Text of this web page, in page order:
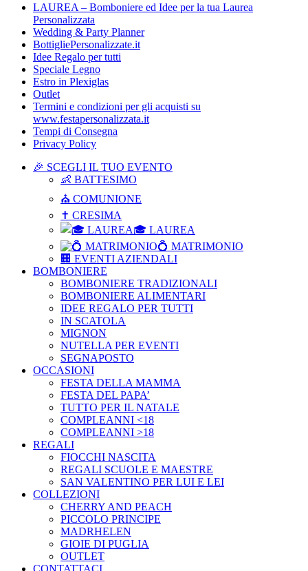
LAUREA – Bomboniere ed Idee per la tua Laurea
Personalizzata
Wedding & Party Planner
BottigliePersonalizzate.it
Idee Regalo per tutti
Speciale Legno
Estro in Plexiglas
Outlet
Termini e condizioni per gli acquisti su
www.festapersonalizzata.it
Tempi di Consegna
Privacy Policy
🎉 SCEGLI IL TUO EVENTO
👶 BATTESIMO
⛪ COMUNIONE
✝ CRESIMA
🎓 LAUREA
💍 MATRIMONIO
🏢 EVENTI AZIENDALI
BOMBONIERE
BOMBONIERE TRADIZIONALI
BOMBONIERE ALIMENTARI
IDEE REGALO PER TUTTI
IN SCATOLA
MIGNON
NUTELLA PER EVENTI
SEGNAPOSTO
OCCASIONI
FESTA DELLA MAMMA
FESTA DEL PAPA’
TUTTO PER IL NATALE
COMPLEANNI <18
COMPLEANNI >18
REGALI
FIOCCHI NASCITA
REGALI SCUOLE E MAESTRE
SAN VALENTINO PER LUI E LEI
COLLEZIONI
CHERRY AND PEACH
PICCOLO PRINCIPE
MADRHELEN
GIOIE DI PUGLIA
OUTLET
CONTATTACI